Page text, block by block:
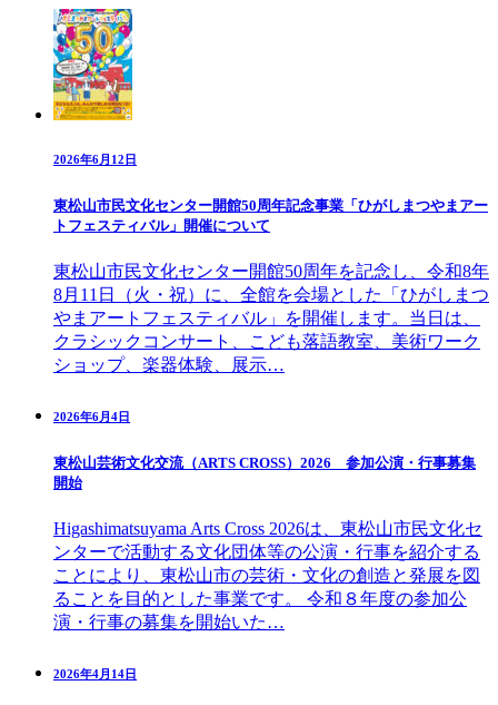
2026年6月12日
東松山市民文化センター開館50周年記念事業「ひがしまつやまアー
トフェスティバル」開催について
東松山市民文化センター開館50周年を記念し、令和8年
8月11日（火・祝）に、全館を会場とした「ひがしまつ
やまアートフェスティバル」を開催します。当日は、
クラシックコンサート、こども落語教室、美術ワーク
ショップ、楽器体験、展示…
2026年6月4日
東松山芸術文化交流（ARTS CROSS）2026 参加公演・行事募集
開始
Higashimatsuyama Arts Cross 2026は、東松山市民文化セ
ンターで活動する文化団体等の公演・行事を紹介する
ことにより、東松山市の芸術・文化の創造と発展を図
ることを目的とした事業です。 令和８年度の参加公
演・行事の募集を開始いた…
2026年4月14日